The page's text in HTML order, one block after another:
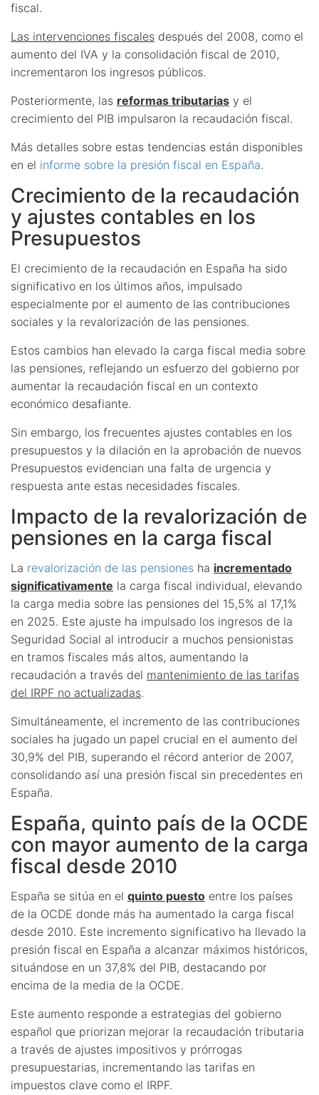
fiscal.
Las intervenciones fiscales después del 2008, como el
aumento del IVA y la consolidación fiscal de 2010,
incrementaron los ingresos públicos.
Posteriormente, las reformas tributarias y el
crecimiento del PIB impulsaron la recaudación fiscal.
Más detalles sobre estas tendencias están disponibles
en el informe sobre la presión fiscal en España.
Crecimiento de la recaudación
y ajustes contables en los
Presupuestos
El crecimiento de la recaudación en España ha sido
significativo en los últimos años, impulsado
especialmente por el aumento de las contribuciones
sociales y la revalorización de las pensiones.
Estos cambios han elevado la carga fiscal media sobre
las pensiones, reflejando un esfuerzo del gobierno por
aumentar la recaudación fiscal en un contexto
económico desafiante.
Sin embargo, los frecuentes ajustes contables en los
presupuestos y la dilación en la aprobación de nuevos
Presupuestos evidencian una falta de urgencia y
respuesta ante estas necesidades fiscales.
Impacto de la revalorización de
pensiones en la carga fiscal
La revalorización de las pensiones ha incrementado
significativamente la carga fiscal individual, elevando
la carga media sobre las pensiones del 15,5% al 17,1%
en 2025. Este ajuste ha impulsado los ingresos de la
Seguridad Social al introducir a muchos pensionistas
en tramos fiscales más altos, aumentando la
recaudación a través del mantenimiento de las tarifas
del IRPF no actualizadas.
Simultáneamente, el incremento de las contribuciones
sociales ha jugado un papel crucial en el aumento del
30,9% del PIB, superando el récord anterior de 2007,
consolidando así una presión fiscal sin precedentes en
España.
España, quinto país de la OCDE
con mayor aumento de la carga
fiscal desde 2010
España se sitúa en el quinto puesto entre los países
de la OCDE donde más ha aumentado la carga fiscal
desde 2010. Este incremento significativo ha llevado la
presión fiscal en España a alcanzar máximos históricos,
situándose en un 37,8% del PIB, destacando por
encima de la media de la OCDE.
Este aumento responde a estrategias del gobierno
español que priorizan mejorar la recaudación tributaria
a través de ajustes impositivos y prórrogas
presupuestarias, incrementando las tarifas en
impuestos clave como el IRPF.